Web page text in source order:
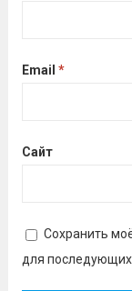
Email *
Сайт
Сохранить
для